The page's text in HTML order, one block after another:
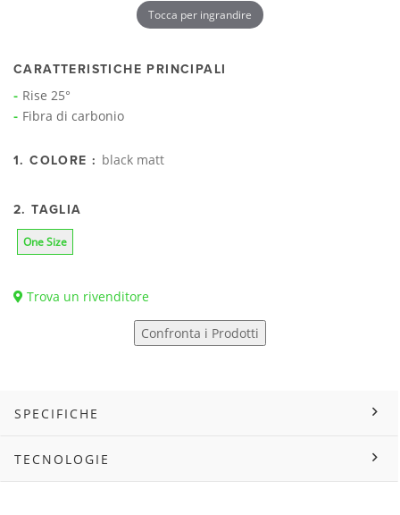
Tocca per ingrandire
CARATTERISTICHE PRINCIPALI
Rise 25°
Fibra di carbonio
1. COLORE : black matt
2. TAGLIA
One Size
Trova un rivenditore
Confronta i Prodotti
SPECIFICHE
TECNOLOGIE